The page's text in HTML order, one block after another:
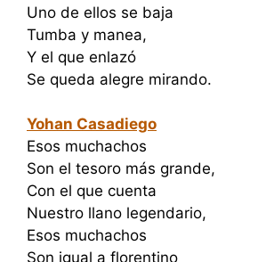
Uno de ellos se baja
Tumba y manea,
Y el que enlazó
Se queda alegre mirando.
Yohan Casadiego
Esos muchachos
Son el tesoro más grande,
Con el que cuenta
Nuestro llano legendario,
Esos muchachos
Son igual a florentino